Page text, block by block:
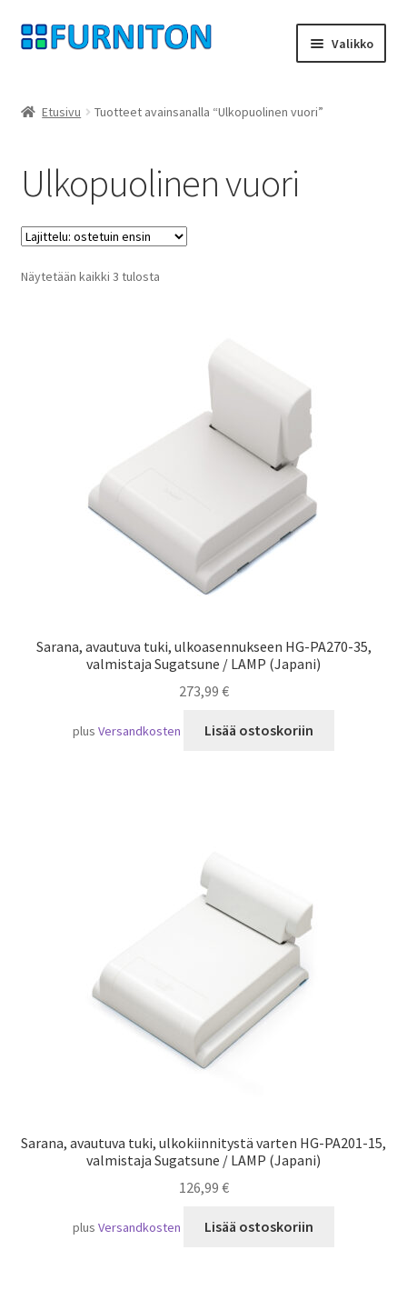
Siirry
navigointiin
Siirry
sisältöön
Valikko
yksityisyyttä
peruuttamisoikeus
Ottaa yhteyttä
Etusivu Tuotteet avainsanalla “Ulkopuolinen vuori”
Ulkopuolinen vuori
Näytetään kaikki 3 tulostaSuosituimmat
Sarana, avautuva tuki, ulkoasennukseen HG-PA270-35,
valmistaja Sugatsune / LAMP (Japani)
273,99 €
plusVersandkosten Lisää ostoskoriin
Sarana, avautuva tuki, ulkokiinnitystä varten HG-PA201-15,
valmistaja Sugatsune / LAMP (Japani)
126,99 €
plusVersandkosten Lisää ostoskoriin